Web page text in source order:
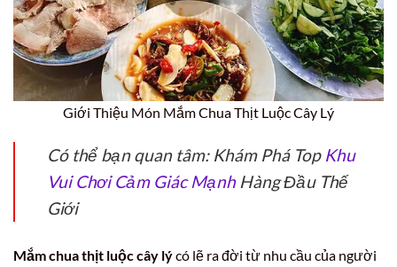
Giới Thiệu Món Mắm Chua Thịt Luộc Cây Lý
Có thể bạn quan tâm: Khám Phá Top Khu
Vui Chơi Cảm Giác MạnhHàng Đầu Thế
Giới
Mắm chua thịt luộc cây lýcó lẽ ra đời từ nhu cầu của người